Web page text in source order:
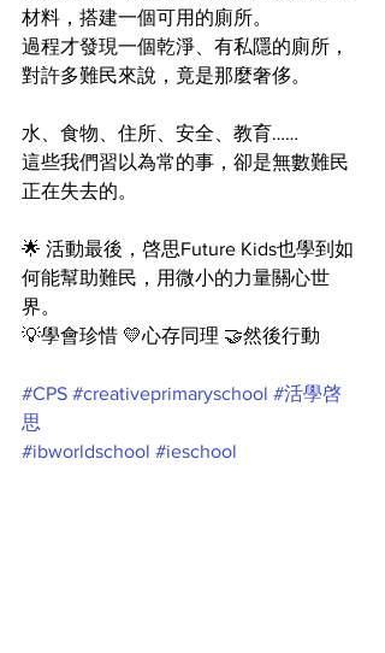
材料，搭建一個可用的廁所。
過程才發現一個乾淨、有私隱的廁所，
對許多難民來說，竟是那麼奢侈。
水、食物、住所、安全、教育……
這些我們習以為常的事，卻是無數難民
正在失去的。
🌟 活動最後，啓思Future Kids也學到如
何能幫助難民，用微小的力量關心世
界。
💡學會珍惜 💛心存同理 🤝然後行動
#CPS #creativeprimaryschool #活學啓
思
#ibworldschool #ieschool